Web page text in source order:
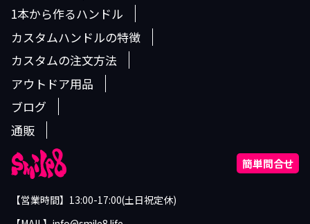
1本から作るハンドル
カスタムハンドルの特徴
カスタムの注文方法
アウトドア用品
ブログ
通販
簡単問合せ
【営業時間】13:00-17:00(土日祝定休)